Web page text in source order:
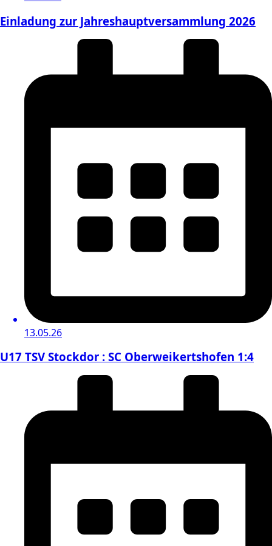
Einladung zur Jahreshauptversammlung 2026
13.05.26
U17 TSV Stockdor : SC Oberweikertshofen 1:4